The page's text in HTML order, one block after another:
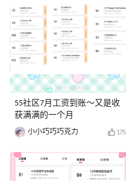
55社区7月工资到账～又是收
获满满的一个月
小小巧巧巧克力 175